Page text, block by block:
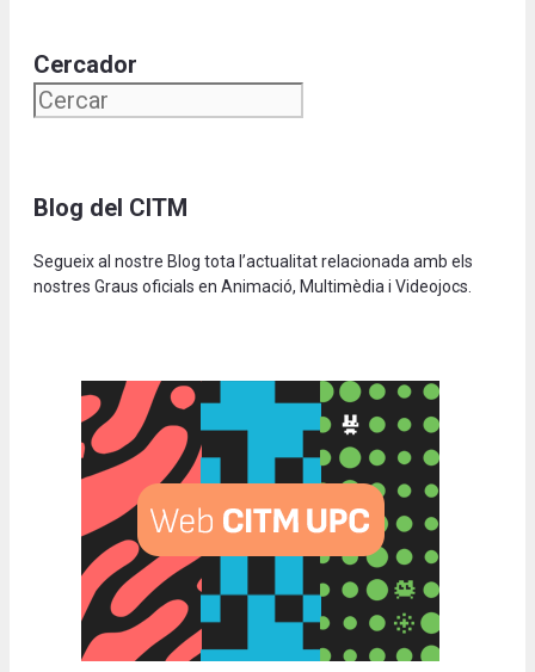
Cercador
Blog del CITM
Segueix al nostre Blog tota l’actualitat relacionada amb els
nostres Graus oficials en Animació, Multimèdia i Videojocs.